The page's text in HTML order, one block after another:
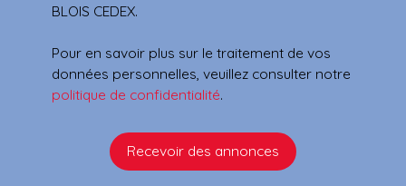
BLOIS CEDEX.
Pour en savoir plus sur le traitement de vos
données personnelles, veuillez consulter notre
politique de confidentialité.
Recevoir des annonces